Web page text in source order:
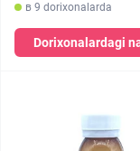
в 9 dorixonalarda
Dorixonalardagi